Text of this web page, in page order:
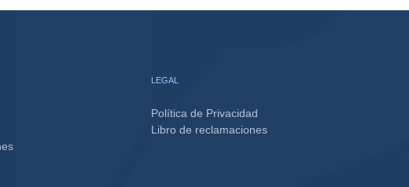
LEGAL
Política de Privacidad
Libro de reclamaciones